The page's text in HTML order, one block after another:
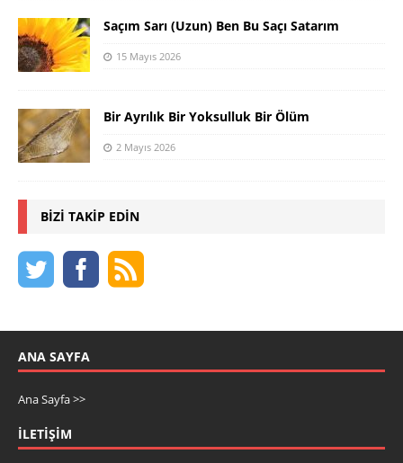
Saçım Sarı (Uzun) Ben Bu Saçı Satarım
15 Mayıs 2026
Bir Ayrılık Bir Yoksulluk Bir Ölüm
2 Mayıs 2026
BIZI TAKIP EDIN
ANA SAYFA
Ana Sayfa >>
İLETIŞIM